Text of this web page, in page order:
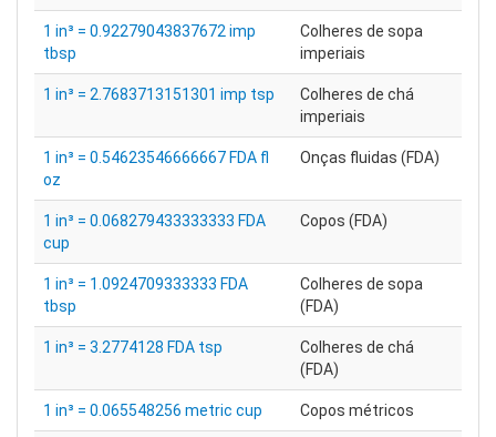
1 in³ = 0.92279043837672 imp
tbsp
Colheres de sopa
imperiais
1 in³ = 2.7683713151301 imp tsp
Colheres de chá
imperiais
1 in³ = 0.54623546666667 FDA fl
oz
Onças fluidas (FDA)
1 in³ = 0.068279433333333 FDA
cup
Copos (FDA)
1 in³ = 1.0924709333333 FDA
tbsp
Colheres de sopa
(FDA)
1 in³ = 3.2774128 FDA tsp
Colheres de chá
(FDA)
1 in³ = 0.065548256 metric cup Copos métricos